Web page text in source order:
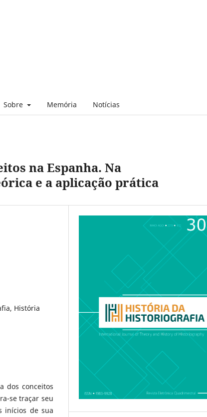
Sobre Memória Notícias
na Espanha. Na
e a aplicação prática
História
dos conceitos
se traçar seu
inícios de sua